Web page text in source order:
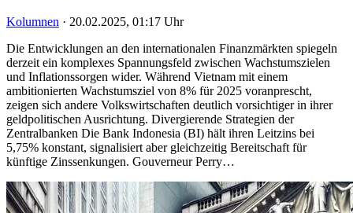
Kolumnen · 20.02.2025, 01:17 Uhr
Die Entwicklungen an den internationalen Finanzmärkten spiegeln
derzeit ein komplexes Spannungsfeld zwischen Wachstumszielen
und Inflationssorgen wider. Während Vietnam mit einem
ambitionierten Wachstumsziel von 8% für 2025 voranprescht,
zeigen sich andere Volkswirtschaften deutlich vorsichtiger in ihrer
geldpolitischen Ausrichtung. Divergierende Strategien der
Zentralbanken Die Bank Indonesia (BI) hält ihren Leitzins bei
5,75% konstant, signalisiert aber gleichzeitig Bereitschaft für
künftige Zinssenkungen. Gouverneur Perry…